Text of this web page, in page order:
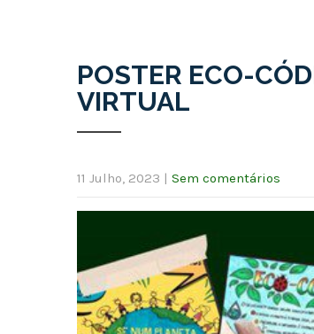
POSTER ECO-
VIRTUAL
11 Julho, 2023 | Sem comentários